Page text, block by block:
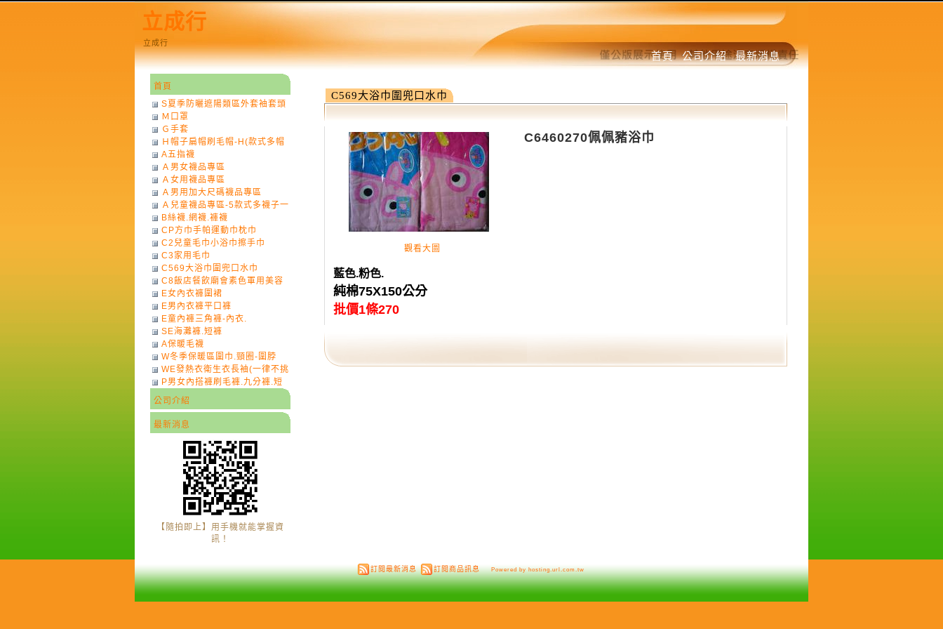
立成行
立成行
首頁 公司介紹 最新消息
C569大浴巾圍兜口水巾
觀看大圖
C6460270佩佩豬浴巾
藍色.粉色.
純棉75X150公分
批價1條270
首頁
S夏季防曬遮陽類區外套袖套頭
巾
Ｍ口罩
Ｇ手套
Ｈ帽子扁帽刷毛帽-H(款式多帽
子一律不挑色)
A五指襪
Ａ男女襪品專區
Ａ女用襪品專區
Ａ男用加大尺碼襪品專區
Ａ兒童襪品專區-5款式多襪子一
律不挑款式花色)
B絲襪.網襪.褲襪
CP方巾手帕運動巾枕巾
C2兒童毛巾小浴巾擦手巾
C3家用毛巾
C569大浴巾圍兜口水巾
C8飯店餐飲廟會素色軍用美容
巾
E女內衣褲圍裙
E男內衣褲平口褲
E童內褲三角褲-內衣.
SE海灘褲.短褲
A保暖毛襪
W冬季保暖區圍巾.頸圈-圍脖
WE發熱衣衛生衣長袖(一律不挑
色)-7
P男女內搭褲刷毛褲.九分褲.短
褲
公司介紹
最新消息
【隨拍即上】用手機就能掌握資
訊！
訂閱最新消息 訂閱商品訊息 Powered by hosting.url.com.tw